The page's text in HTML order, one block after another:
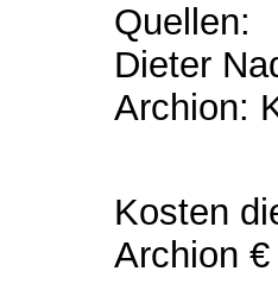
Quellen:
Dieter
Archion:
Kosten
Archion €